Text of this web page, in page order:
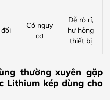
Có nguy
cơ
Dễ rò rỉ,
hư hỏng
thiết bị
thường xuyên gặp
Lithium kép dùng cho